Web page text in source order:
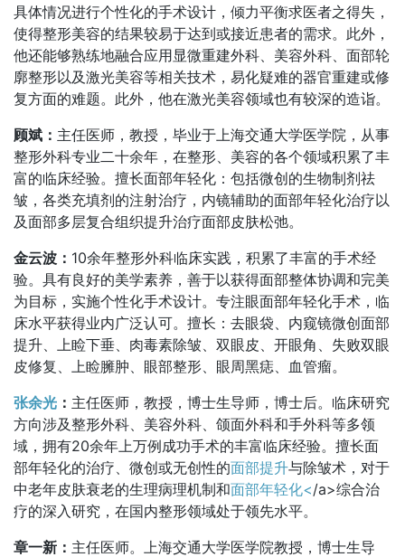
具体情况进行个性化的手术设计，倾力平衡求医者之得失，
使得整形美容的结果较易于达到或接近患者的需求。此外，
他还能够熟练地融合应用显微重建外科、美容外科、面部轮
廓整形以及激光美容等相关技术，易化疑难的器官重建或修
复方面的难题。此外，他在激光美容领域也有较深的造诣。
顾斌： 主任医师，教授，毕业于上海交通大学医学院，从事
整形外科专业二十余年，在整形、美容的各个领域积累了丰
富的临床经验。擅长面部年轻化：包括微创的生物制剂祛
皱，各类充填剂的注射治疗，内镜辅助的面部年轻化治疗以
及面部多层复合组织提升治疗面部皮肤松弛。
金云波： 10余年整形外科临床实践，积累了丰富的手术经
验。具有良好的美学素养，善于以获得面部整体协调和完美
为目标，实施个性化手术设计。专注眼面部年轻化手术，临
床水平获得业内广泛认可。擅长：去眼袋、内窥镜微创面部
提升、上睑下垂、肉毒素除皱、双眼皮、开眼角、失败双眼
皮修复、上睑臃肿、眼部整形、眼周黑痣、血管瘤。
张余光 ： 主任医师，教授，博士生导师，博士后。临床研究
方向涉及整形外科、美容外科、颌面外科和手外科等多领
域，拥有20余年上万例成功手术的丰富临床经验。擅长面
部年轻化的治疗、微创或无创性的面部提升与除皱术，对于
中老年皮肤衰老的生理病理机制和面部年轻化</a>综合治
疗的深入研究，在国内整形领域处于领先水平。
章一新： 主任医师。上海交通大学医学院教授，博士生导